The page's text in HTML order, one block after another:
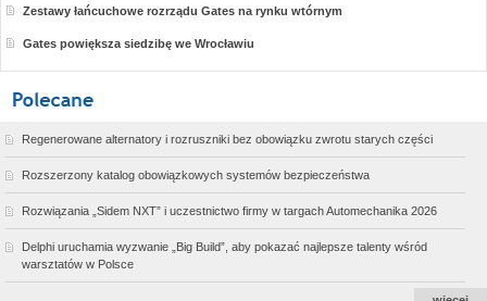
Zestawy łańcuchowe rozrządu Gates na rynku wtórnym
Gates powiększa siedzibę we Wrocławiu
Regenerowane alternatory i rozruszniki bez obowiązku zwrotu starych części
Rozszerzony katalog obowiązkowych systemów bezpieczeństwa
Rozwiązania „Sidem NXT” i uczestnictwo firmy w targach Automechanika 2026
Delphi uruchamia wyzwanie „Big Build”, aby pokazać najlepsze talenty wśród
warsztatów w Polsce